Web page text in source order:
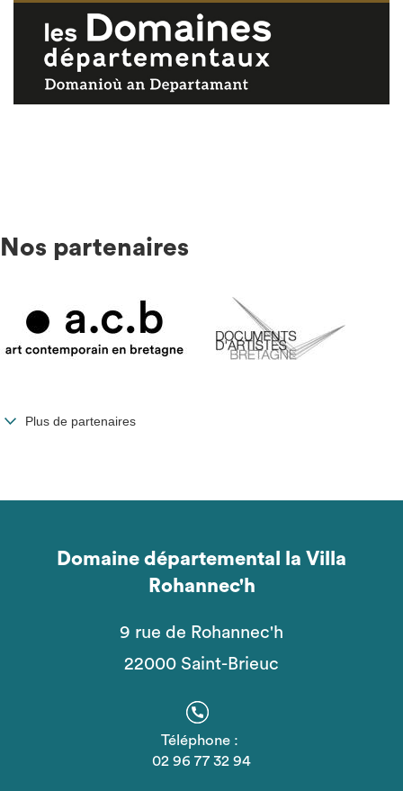
Nos partenaires
Plus de partenaires
Domaine départemental la Villa
Rohannec'h
9 rue de Rohannec'h
22000 Saint-Brieuc
Téléphone :
02 96 77 32 94